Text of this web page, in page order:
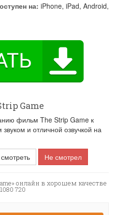
на: iPhone, iPad, Android,
Game
фильм The Strip Game к
и отличной озвучкой на
Не смотрел
онлайн в хорошем качестве
720